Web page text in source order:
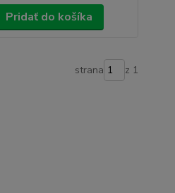
Pridať do košíka
strana z 1